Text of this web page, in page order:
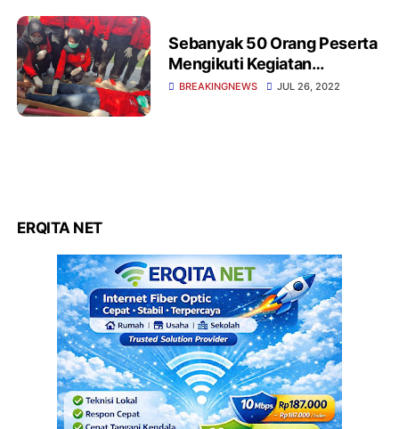
Sebanyak 50 Orang Peserta
Mengikuti Kegiatan
Pembentukan Dan
BREAKINGNEWS JUL 26, 2022
ERQITA NET